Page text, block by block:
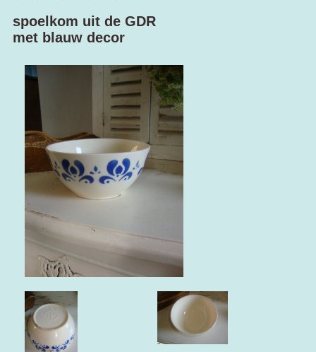
spoelkom uit de GDR
met blauw decor